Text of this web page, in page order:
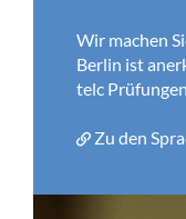
Wir machen
Berlin ist
telc
Zu den